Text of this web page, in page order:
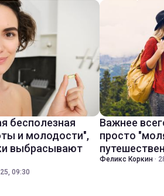
бесполезная
и молодости",
выбрасывают
09:30
Важнее
просто
Феликс Коркин ·